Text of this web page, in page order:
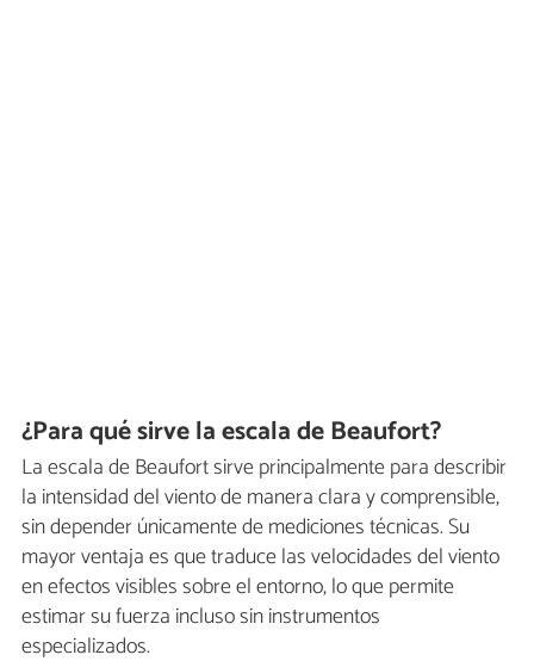
¿Para qué sirve la escala de Beaufort?
La escala de Beaufort sirve principalmente para describir
la intensidad del viento de manera clara y comprensible,
sin depender únicamente de mediciones técnicas. Su
mayor ventaja es que traduce las velocidades del viento
en efectos visibles sobre el entorno, lo que permite
estimar su fuerza incluso sin instrumentos
especializados.